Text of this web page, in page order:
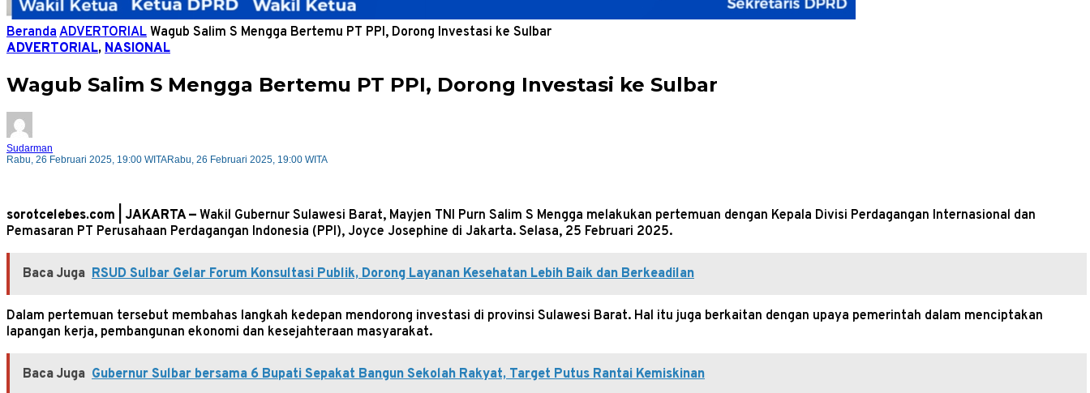
Beranda ADVERTORIAL Wagub Salim S Mengga Bertemu PT PPI, Dorong Investasi ke Sulbar
ADVERTORIAL, NASIONAL
Wagub Salim S Mengga Bertemu PT PPI, Dorong Investasi ke Sulbar
Sudarman
Rabu, 26 Februari 2025, 19:00 WITARabu, 26 Februari 2025, 19:00 WITA
sorotcelebes.com | JAKARTA — Wakil Gubernur Sulawesi Barat, Mayjen TNI Purn Salim S Mengga melakukan pertemuan dengan Kepala Divisi Perdagangan Internasional dan
Pemasaran PT Perusahaan Perdagangan Indonesia (PPI), Joyce Josephine di Jakarta. Selasa, 25 Februari 2025.
Baca Juga RSUD Sulbar Gelar Forum Konsultasi Publik, Dorong Layanan Kesehatan Lebih Baik dan Berkeadilan
Dalam pertemuan tersebut membahas langkah kedepan mendorong investasi di provinsi Sulawesi Barat. Hal itu juga berkaitan dengan upaya pemerintah dalam menciptakan
lapangan kerja, pembangunan ekonomi dan kesejahteraan masyarakat.
Baca Juga Gubernur Sulbar bersama 6 Bupati Sepakat Bangun Sekolah Rakyat, Target Putus Rantai Kemiskinan